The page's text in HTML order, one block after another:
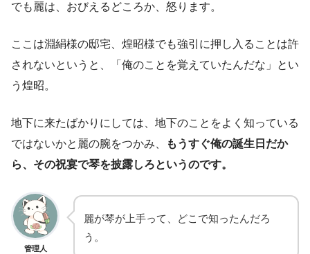
でも麗は、おびえるどころか、怒ります。
ここは淵絹様の邸宅、煌昭様でも強引に押し入ることは許
されないというと、「俺のことを覚えていたんだな」とい
う煌昭。
地下に来たばかりにしては、地下のことをよく知っている
ではないかと麗の腕をつかみ、
もうすぐ俺の誕生日だか
ら、その祝宴で琴を披露しろというのです。
管理人
麗が琴が上手って、どこで知ったんだろ
う。